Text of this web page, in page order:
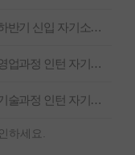
기아자동차(주) 2016년 하반기 신입 자기소개서
기아자동차(주) 2016년 영업과정 인턴 자기소개서
기아자동차(주) 2016년 기술과정 인턴 자기소개서
하세요.